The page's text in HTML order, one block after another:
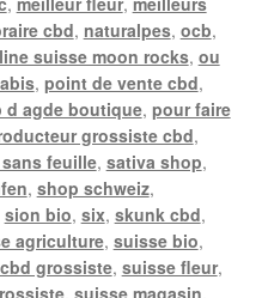
cbd, naturalpes, ocb,
suisse moon rocks, ou
, point de vente cbd,
d agde boutique, pour faire
grossiste cbd,
feuille, sativa shop,
, shop schweiz,
sion bio, six, skunk cbd,
agriculture, suisse bio,
grossiste, suisse fleur,
, suisse magasin,